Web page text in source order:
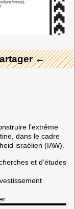
←
! →
l’extrême
dans le cadre
israélien (IAW).
et d’études